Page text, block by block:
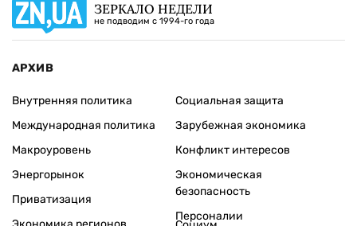
ЗЕРКАЛО НЕДЕЛИ
не подводим с 1994-го года
АРХИВ
Внутренняя политика
Международная политика
Макроуровень
Энергорынок
Приватизация
Социальная защита
Зарубежная экономика
Конфликт интересов
Экономическая
безопасность
Персоналии